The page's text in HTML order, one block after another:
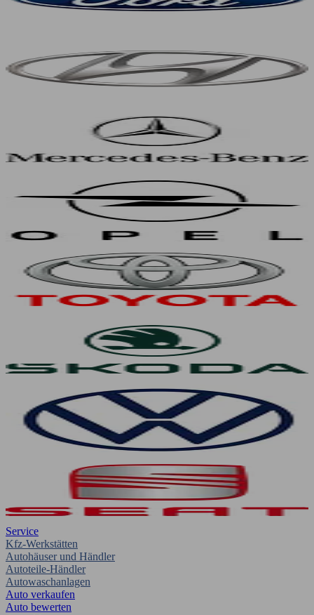
Service
Kfz-Werkstätten
Autohäuser und Händler
Autoteile-Händler
Autowaschanlagen
Auto verkaufen
Auto bewerten